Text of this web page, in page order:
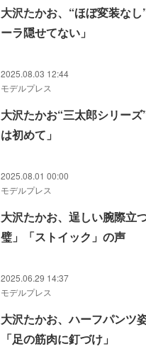
大沢たかお、“ほぼ変装な
ーラ隠せてない」
2025.08.03 12:44
モデルプレス
大沢たかお“三太郎シリー
は初めて」
2025.08.01 00:00
モデルプレス
大沢たかお、逞しい腕際立
璧」「ストイック」の声
2025.06.29 14:37
モデルプレス
大沢たかお、ハーフパンツ
「足の筋肉に釘づけ」